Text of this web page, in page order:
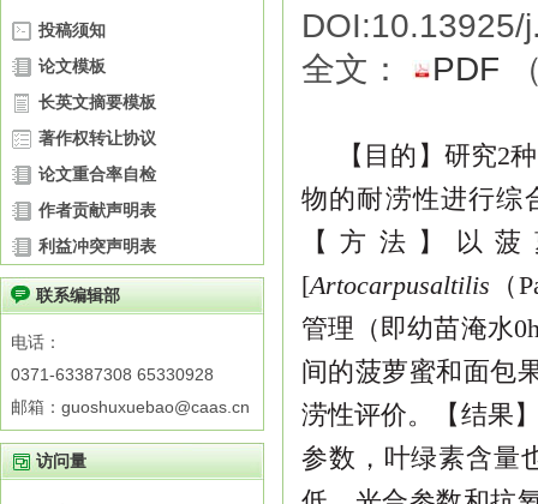
投稿须知
论文模板
长英文摘要模板
著作权转让协议
论文重合率自检
作者贡献声明表
利益冲突声明表
联系编辑部
电话：
0371-63387308 65330928
邮箱：guoshuxuebao@caas.cn
访问量
DOI:10.13925/
全文：
PDF
【 目的 】研究2
物的耐涝性进行综
【方法 】以
[Artocarpusaltilis （
管理（即幼苗淹水
间的菠萝蜜和面包
涝性评价。【结果
参数，叶绿素含量